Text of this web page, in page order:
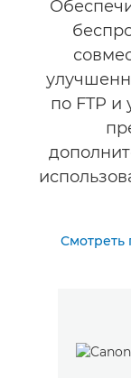
по FTP и
Смотреть